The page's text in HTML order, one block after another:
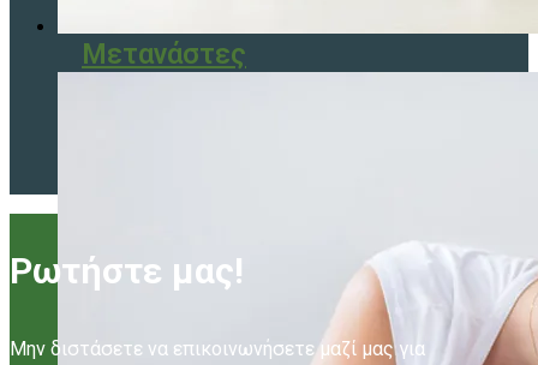
Μετανάστες
Ρωτήστε μας!
Μην διστάσετε να επικοινωνήσετε μαζί μας για